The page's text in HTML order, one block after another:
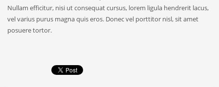
Nullam efficitur, nisi ut consequat cursus, lorem ligula hendrerit lacus,
vel varius purus magna quis eros. Donec vel porttitor nisl, sit amet
posuere tortor.